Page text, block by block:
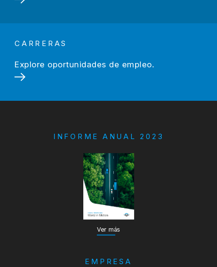
CARRERAS
Explore oportunidades de empleo.
INFORME ANUAL 2023
Ver más
EMPRESA